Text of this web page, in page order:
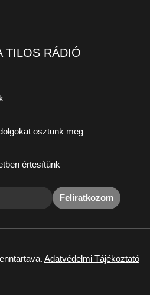
TILOS RÁDIÓ
osztunk meg
értesítünk
Feliratkozom
Adatvédelmi Tájékoztató